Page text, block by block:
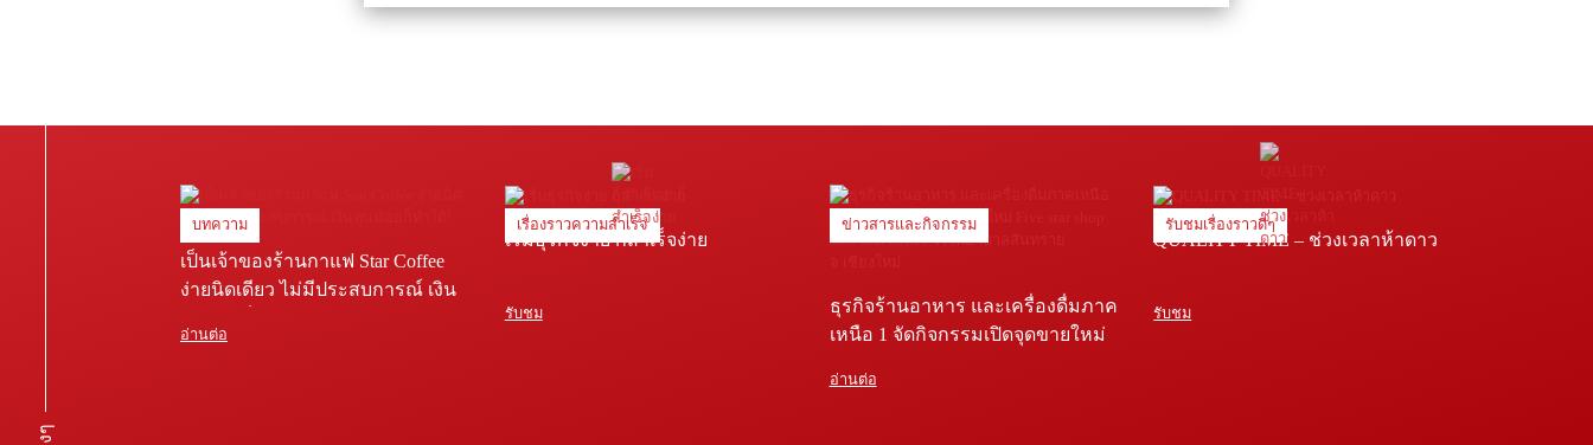
บทความ
เป็นเจ้าของร้านกาแฟ Star Coffee
ง่ายนิดเดียว ไม่มีประสบการณ์ เงิน
อ่านต่อ
เรื่องราวความสำเร็จ
เริ่มธุรกิจง่าย ก็สำเร็จง่าย
รับชม
ข่าวสารและกิจกรรม
ธุรกิจร้านอาหาร และเครื่องดื่มภาค
เหนือ 1 จัดกิจกรรมเปิดจุดขายใหม่
พยาบาลสันทราย จ.เชียงใหม่
อ่านต่อ
รับชมเรื่องราวดีๆ
QUALITY TIME – ช่วงเวลาห้าดาว
รับชม